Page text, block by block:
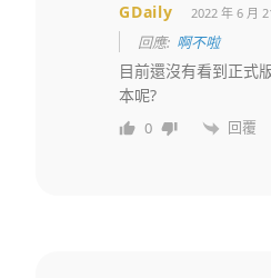
GDaily 2022 年 6 月
回應: 啊不啦
目前還沒有看到正式
本呢?
0 回覆